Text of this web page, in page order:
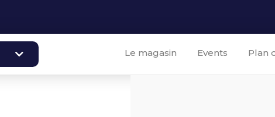
Le magasin Events Plan